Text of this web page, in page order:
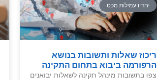
יחדיו עמילות מכס
ריכוז שאלות ותשובות בנושא
הרפורמה ביבוא בתחום התקינה
צפו בתשובות מינהל תקינה לשאלות יבואנים